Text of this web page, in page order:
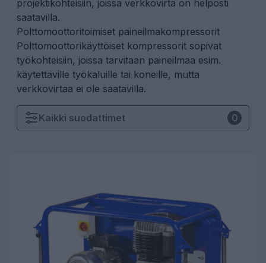
projektikohteisiin, joissa verkkovirta on helposti
saatavilla.
Polttomoottoritoimiset paineilmakompressorit
Polttomoottorikäyttöiset kompressorit sopivat
työkohteisiin, joissa tarvitaan paineilmaa esim.
käytettäville työkaluille tai koneille, mutta
verkkovirtaa ei ole saatavilla.
Kaikki suodattimet 0